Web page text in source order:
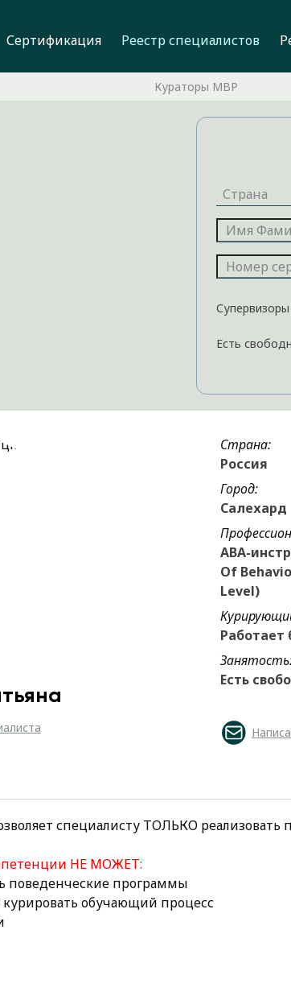
Сертификация Реестр специалистов
Кураторы MBP
Супервизоры
Есть
Страна:
Россия
Город:
Салехард
ABA-
Of
Level)
Работает
Есть
специалисту ТОЛЬКО
НЕ МОЖЕТ:
поведенческие программы
курировать обучающий процесс